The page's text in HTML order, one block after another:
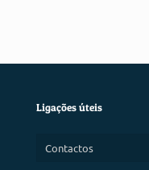
Ligações úteis
Contactos